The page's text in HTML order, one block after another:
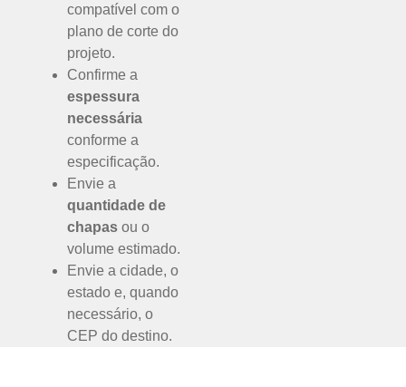
compatível com o
plano de corte do
projeto.
Confirme a
espessura
necessária
conforme a
especificação.
Envie a
quantidade de
chapas ou o
volume estimado.
Envie a cidade, o
estado e, quando
necessário, o
CEP do destino.